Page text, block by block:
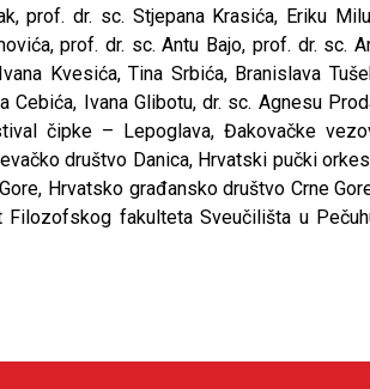
prof. dr. sc. Stjepana Krasića, Eriku
prof. dr. sc. Antu Bajo, prof. dr. sc.
Kvesića, Tina Srbića, Branislava
Cebića, Ivana Glibotu, dr. sc. Agnesu
čipke – Lepoglava, Đakovačke
društvo Danica, Hrvatski pučki
Hrvatsko građansko društvo Crne
fakulteta Sveučilišta u